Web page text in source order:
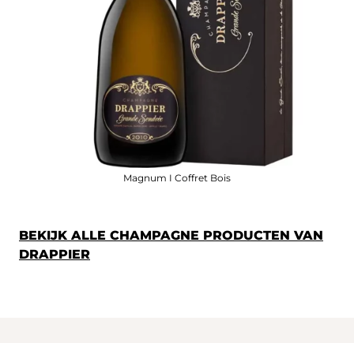
Magnum I Coffret Bois
BEKIJK ALLE CHAMPAGNE PRODUCTEN VAN
DRAPPIER